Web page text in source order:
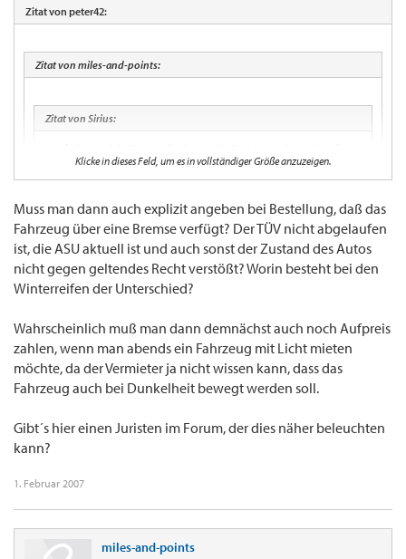
Zitat von peter42:
Zitat von miles-and-points:
Zitat von Sirius:
einen Wagen mir Winterreifen zur Verfügung zu stellen. Was Du aus der
Schweiz "gewohnt" bist, ist in Deutschland nicht Gesetz.
Klicke in dieses Feld, um es in vollständiger Größe anzuzeigen.
Muss man dann auch explizit angeben bei Bestellung, daß das
Fahrzeug über eine Bremse verfügt? Der TÜV nicht abgelaufen
ist, die ASU aktuell ist und auch sonst der Zustand des Autos
nicht gegen geltendes Recht verstößt? Worin besteht bei den
Winterreifen der Unterschied?
Wahrscheinlich muß man dann demnächst auch noch Aufpreis
zahlen, wenn man abends ein Fahrzeug mit Licht mieten
möchte, da der Vermieter ja nicht wissen kann, dass das
Fahrzeug auch bei Dunkelheit bewegt werden soll.
Gibt´s hier einen Juristen im Forum, der dies näher beleuchten
kann?
1. Februar 2007
miles-and-points